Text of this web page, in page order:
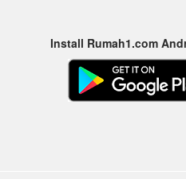
Install Rumah1.com